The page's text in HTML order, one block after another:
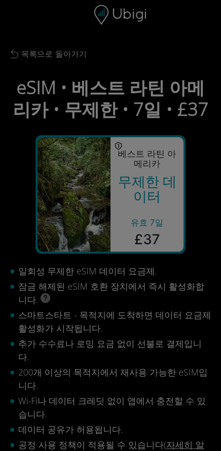
내비게이션 바 하단
Back to list
목록으로 돌아가기
eSIM • 베스트 라틴 아메
리카 • 무제한 • 7일 • £37
베스트 라틴 아
메리카
무제한 데
이터
유효 7일
£37
일회성 무제한 eSIM 데이터 요금제.
잠금 해제된 eSIM 호환 장치에서 즉시 활성화합
니다.
스마트스타트 - 목적지에 도착하면 데이터 요금제
활성화가 시작됩니다.
추가 수수료나 로밍 요금 없이 선불로 결제입니
다.
200개 이상의 목적지에서 재사용 가능한 eSIM입
니다.
Wi-Fi나 데이터 크레딧 없이 앱에서 충전할 수 있
습니다.
데이터 공유가 허용됩니다.
공정 사용 정책이 적용될 수 있습니다(자세히 알